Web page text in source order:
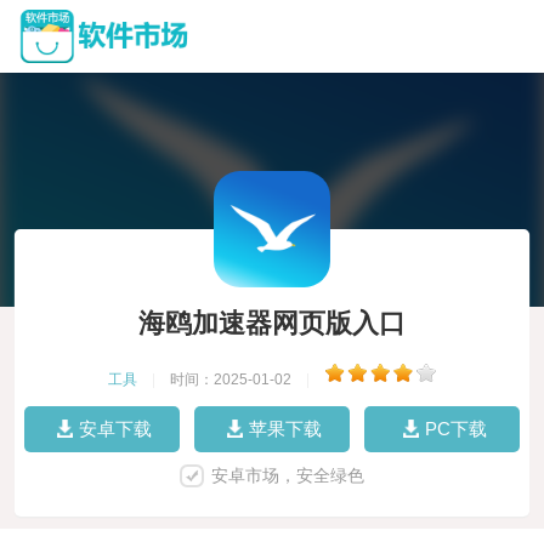
海鸥加速器网页版入口
工具 时间：2025-01-02
安卓下载 苹果下载 PC下载
安卓市场，安全绿色